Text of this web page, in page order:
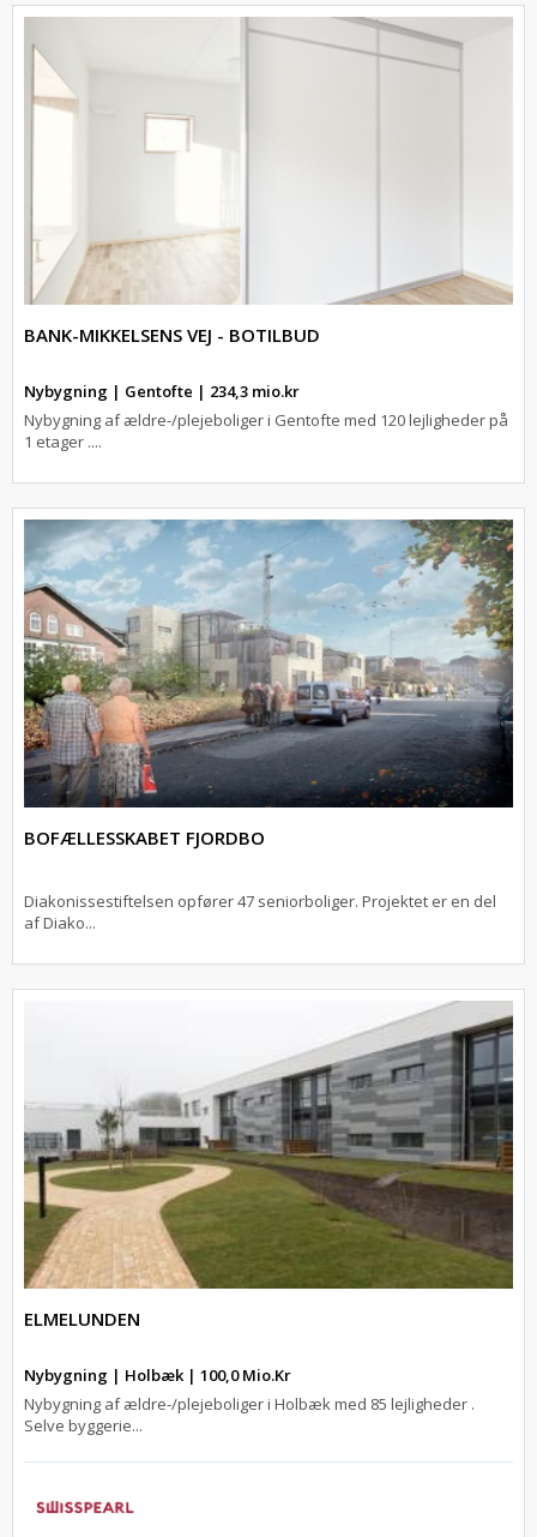
BANK-MIKKELSENS VEJ - BOTILBUD
Nybygning | Gentofte | 234,3 mio.kr
Nybygning af ældre-/plejeboliger i Gentofte med 120 lejligheder på
1 etager ....
BOFÆLLESSKABET FJORDBO
Diakonissestiftelsen opfører 47 seniorboliger. Projektet er en del
af Diako...
ELMELUNDEN
Nybygning | Holbæk | 100,0 Mio.Kr
Nybygning af ældre-/plejeboliger i Holbæk med 85 lejligheder .
Selve byggerie...